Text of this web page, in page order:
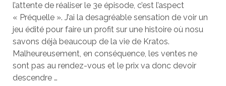
l’attente de réaliser le 3e épisode, c’est l’aspect
« Préquelle ». J’ai la desagréable sensation de voir un
jeu édité pour faire un profit sur une histoire où nosu
savons déjà beaucoup de la vie de Kratos.
Malheureusement, en conséquence, les ventes ne
sont pas au rendez-vous et le prix va donc devoir
descendre …